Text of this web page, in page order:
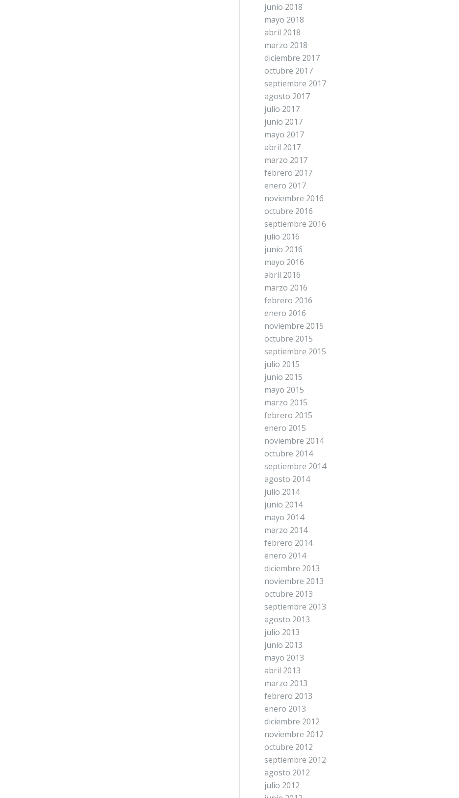
junio 2018
mayo 2018
abril 2018
marzo 2018
diciembre 2017
octubre 2017
septiembre 2017
agosto 2017
julio 2017
junio 2017
mayo 2017
abril 2017
marzo 2017
febrero 2017
enero 2017
noviembre 2016
octubre 2016
septiembre 2016
julio 2016
junio 2016
mayo 2016
abril 2016
marzo 2016
febrero 2016
enero 2016
noviembre 2015
octubre 2015
septiembre 2015
julio 2015
junio 2015
mayo 2015
marzo 2015
febrero 2015
enero 2015
noviembre 2014
octubre 2014
septiembre 2014
agosto 2014
julio 2014
junio 2014
mayo 2014
marzo 2014
febrero 2014
enero 2014
diciembre 2013
noviembre 2013
octubre 2013
septiembre 2013
agosto 2013
julio 2013
junio 2013
mayo 2013
abril 2013
marzo 2013
febrero 2013
enero 2013
diciembre 2012
noviembre 2012
octubre 2012
septiembre 2012
agosto 2012
julio 2012